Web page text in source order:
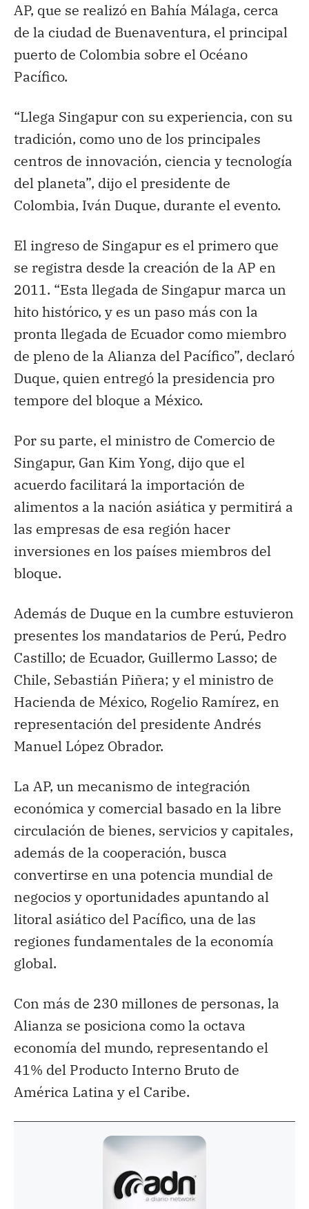
AP, que se realizó en Bahía Málaga, cerca
de la ciudad de Buenaventura, el principal
puerto de Colombia sobre el Océano
Pacífico.
“Llega Singapur con su experiencia, con su
tradición, como uno de los principales
centros de innovación, ciencia y tecnología
del planeta”, dijo el presidente de
Colombia, Iván Duque, durante el evento.
El ingreso de Singapur es el primero que
se registra desde la creación de la AP en
2011. “Esta llegada de Singapur marca un
hito histórico, y es un paso más con la
pronta llegada de Ecuador como miembro
de pleno de la Alianza del Pacífico”, declaró
Duque, quien entregó la presidencia pro
tempore del bloque a México.
Por su parte, el ministro de Comercio de
Singapur, Gan Kim Yong, dijo que el
acuerdo facilitará la importación de
alimentos a la nación asiática y permitirá a
las empresas de esa región hacer
inversiones en los países miembros del
bloque.
Además de Duque en la cumbre estuvieron
presentes los mandatarios de Perú, Pedro
Castillo; de Ecuador, Guillermo Lasso; de
Chile, Sebastián Piñera; y el ministro de
Hacienda de México, Rogelio Ramírez, en
representación del presidente Andrés
Manuel López Obrador.
La AP, un mecanismo de integración
económica y comercial basado en la libre
circulación de bienes, servicios y capitales,
además de la cooperación, busca
convertirse en una potencia mundial de
negocios y oportunidades apuntando al
litoral asiático del Pacífico, una de las
regiones fundamentales de la economía
global.
Con más de 230 millones de personas, la
Alianza se posiciona como la octava
economía del mundo, representando el
41% del Producto Interno Bruto de
América Latina y el Caribe.